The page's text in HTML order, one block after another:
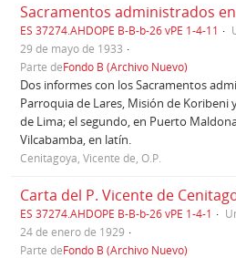
ES 37274.AHDOPE B-B-b-26 vPE 1-4-11
29 de mayo de 1933
Parte deFondo B (Archivo Nuevo)
Dos informes con los Sacramentos
Parroquia de Lares, Misión de Koribeni
de Lima; el segundo, en Puerto
Vilcabamba, en latín.
Cenitagoya, Vicente de, O.P.
ES 37274.AHDOPE B-B-b-26 vPE 1-4-1
24 de enero de 1929
Parte deFondo B (Archivo Nuevo)